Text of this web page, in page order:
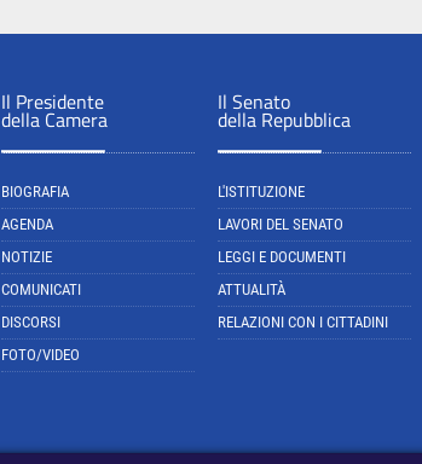
Il Presidente
della Camera
BIOGRAFIA
AGENDA
NOTIZIE
COMUNICATI
DISCORSI
FOTO/VIDEO
Il Senato
della Repubblica
L'ISTITUZIONE
LAVORI DEL SENATO
LEGGI E DOCUMENTI
ATTUALITÀ
RELAZIONI CON I CITTADINI